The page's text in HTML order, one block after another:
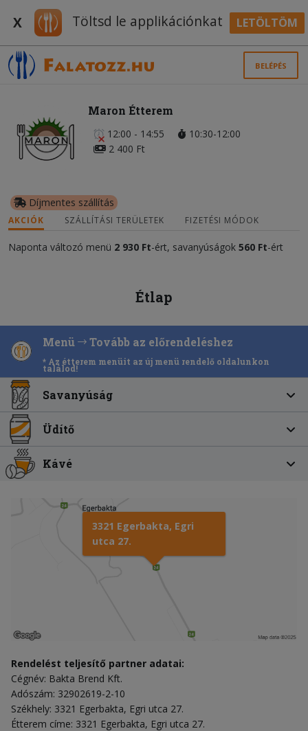
X Töltsd le applikációnkat LETÖLTÖM
BELÉPÉS
Maron Étterem
12:00 - 14:55
10:30-12:00
2 400 Ft
Díjmentes szállítás
AKCIÓK SZÁLLÍTÁSI TERÜLETEK FIZETÉSI MÓDOK
Naponta változó menü 2 930 Ft-ért, savanyúságok 560 Ft-ért
Étlap
Menü Tovább az előrendeléshez
* Az étterem menüit az új menü rendelő oldalunkon
találod!
Savanyúság
Üdítő
Kávé
3321 Egerbakta, Egri
utca 27.
Rendelést teljesítő partner adatai:
Cégnév: Bakta Brend Kft.
Adószám: 32902619-2-10
Székhely: 3321 Egerbakta, Egri utca 27.
Étterem címe: 3321 Egerbakta, Egri utca 27.